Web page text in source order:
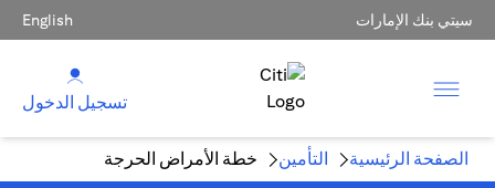
سيتي بنك الإمارات English
تسجيل الدخول
الصفحة الرئيسية التأمين خطة الأمراض الحرجة